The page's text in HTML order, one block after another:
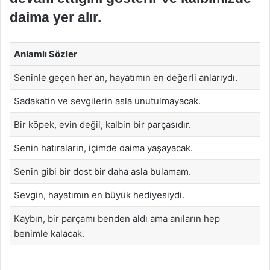
daima yer alır.
Anlamlı Sözler
Seninle geçen her an, hayatımın en değerli anlarıydı.
Sadakatin ve sevgilerin asla unutulmayacak.
Bir köpek, evin değil, kalbin bir parçasıdır.
Senin hatıraların, içimde daima yaşayacak.
Senin gibi bir dost bir daha asla bulamam.
Sevgin, hayatımın en büyük hediyesiydi.
Kaybın, bir parçamı benden aldı ama anıların hep
benimle kalacak.